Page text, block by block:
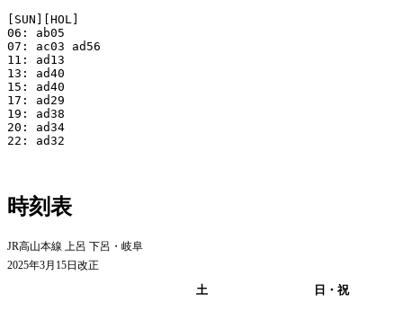
[SUN][HOL]
06: ab05
07: ac03 ad56
11: ad13
13: ad40
15: ad40
17: ad29
19: ad38
20: ad34
22: ad32
時刻表
JR高山本線 上呂 下呂・岐阜
2025年3月15日改正
土 日・祝